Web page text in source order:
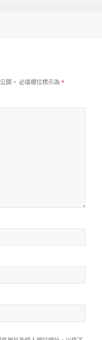
開。 必填欄位標示為*